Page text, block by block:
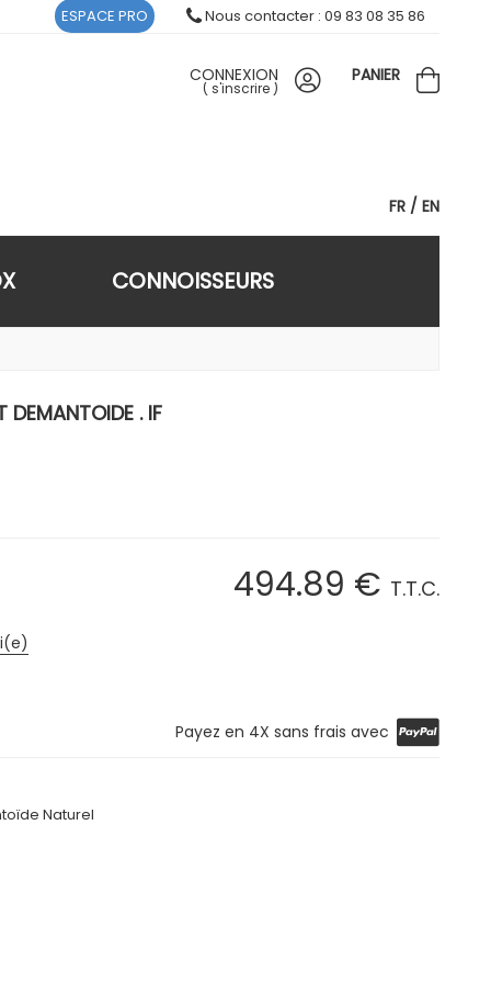
FR EN
CONNEXION
( s'inscrire )
PANIER
CONNOISSEURS
. IF
494.89 € T.T.C.
Payez en 4X sans frais avec
Naturel
ESPACE PRO Nous contacter : 09 83 08 35 86